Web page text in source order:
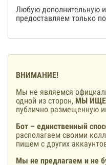
Любую дополнительную
предоставляем только
ВНИМАНИЕ!
Мы не являемся
одной из сторон, МЫ
публично размещенную
Бот – единственный
располагаем своими
пишем с других
Мы не предлагаем и не